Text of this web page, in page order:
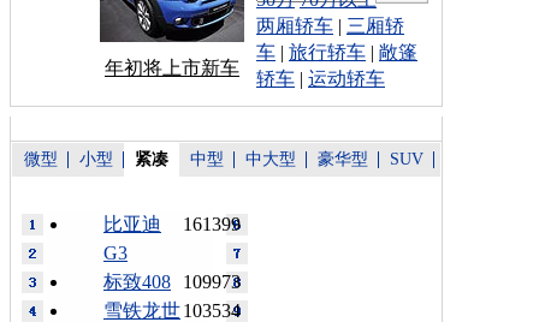
年初将上市新车
两厢轿车 | 三厢轿
车 | 旅行轿车 | 敞篷
轿车 | 运动轿车
微型 小型 紧凑 中型 中大型 豪华型 SUV
161399
比亚迪
G3
109973
标致408
103534
雪铁龙世